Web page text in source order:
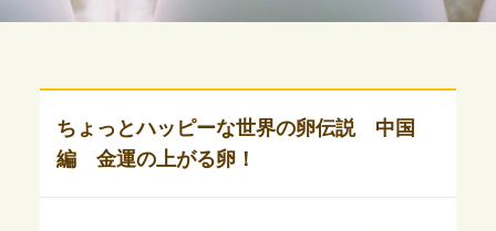
ちょっとハッピーな世界の卵伝説 中国
編 金運の上がる卵！